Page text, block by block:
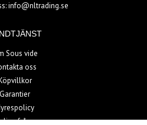
info@nltrading.se
Sous vide
oss
Garantier
frågor